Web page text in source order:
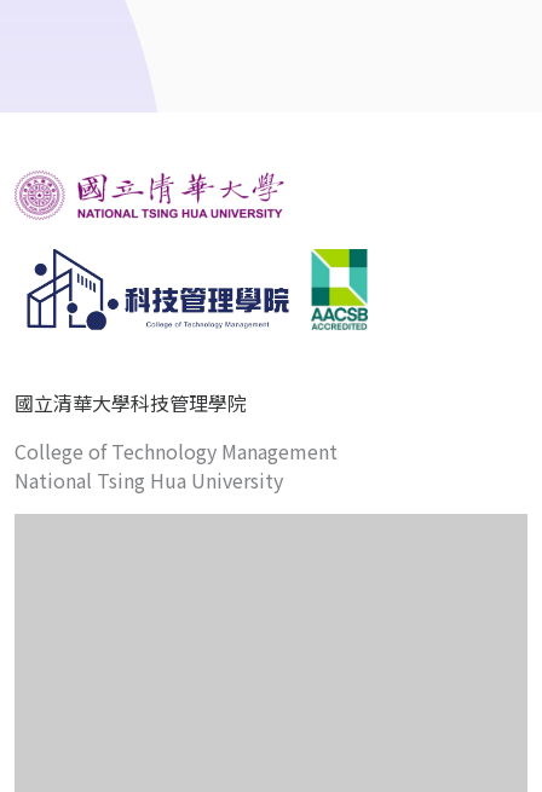
國立清華大學科技管理學院
College of Technology Management
National Tsing Hua University